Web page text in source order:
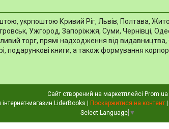
укрпоштою Кривий Ріг, Львів, Полтава,
Ужгород, Запоріжжя, Суми, Чернівці,
торг, прямі надходження від
подарункові книги, а також формування
Сайт створений на маркетплейсі Prom.ua
Поскаржитися на контент
Select Language ▼